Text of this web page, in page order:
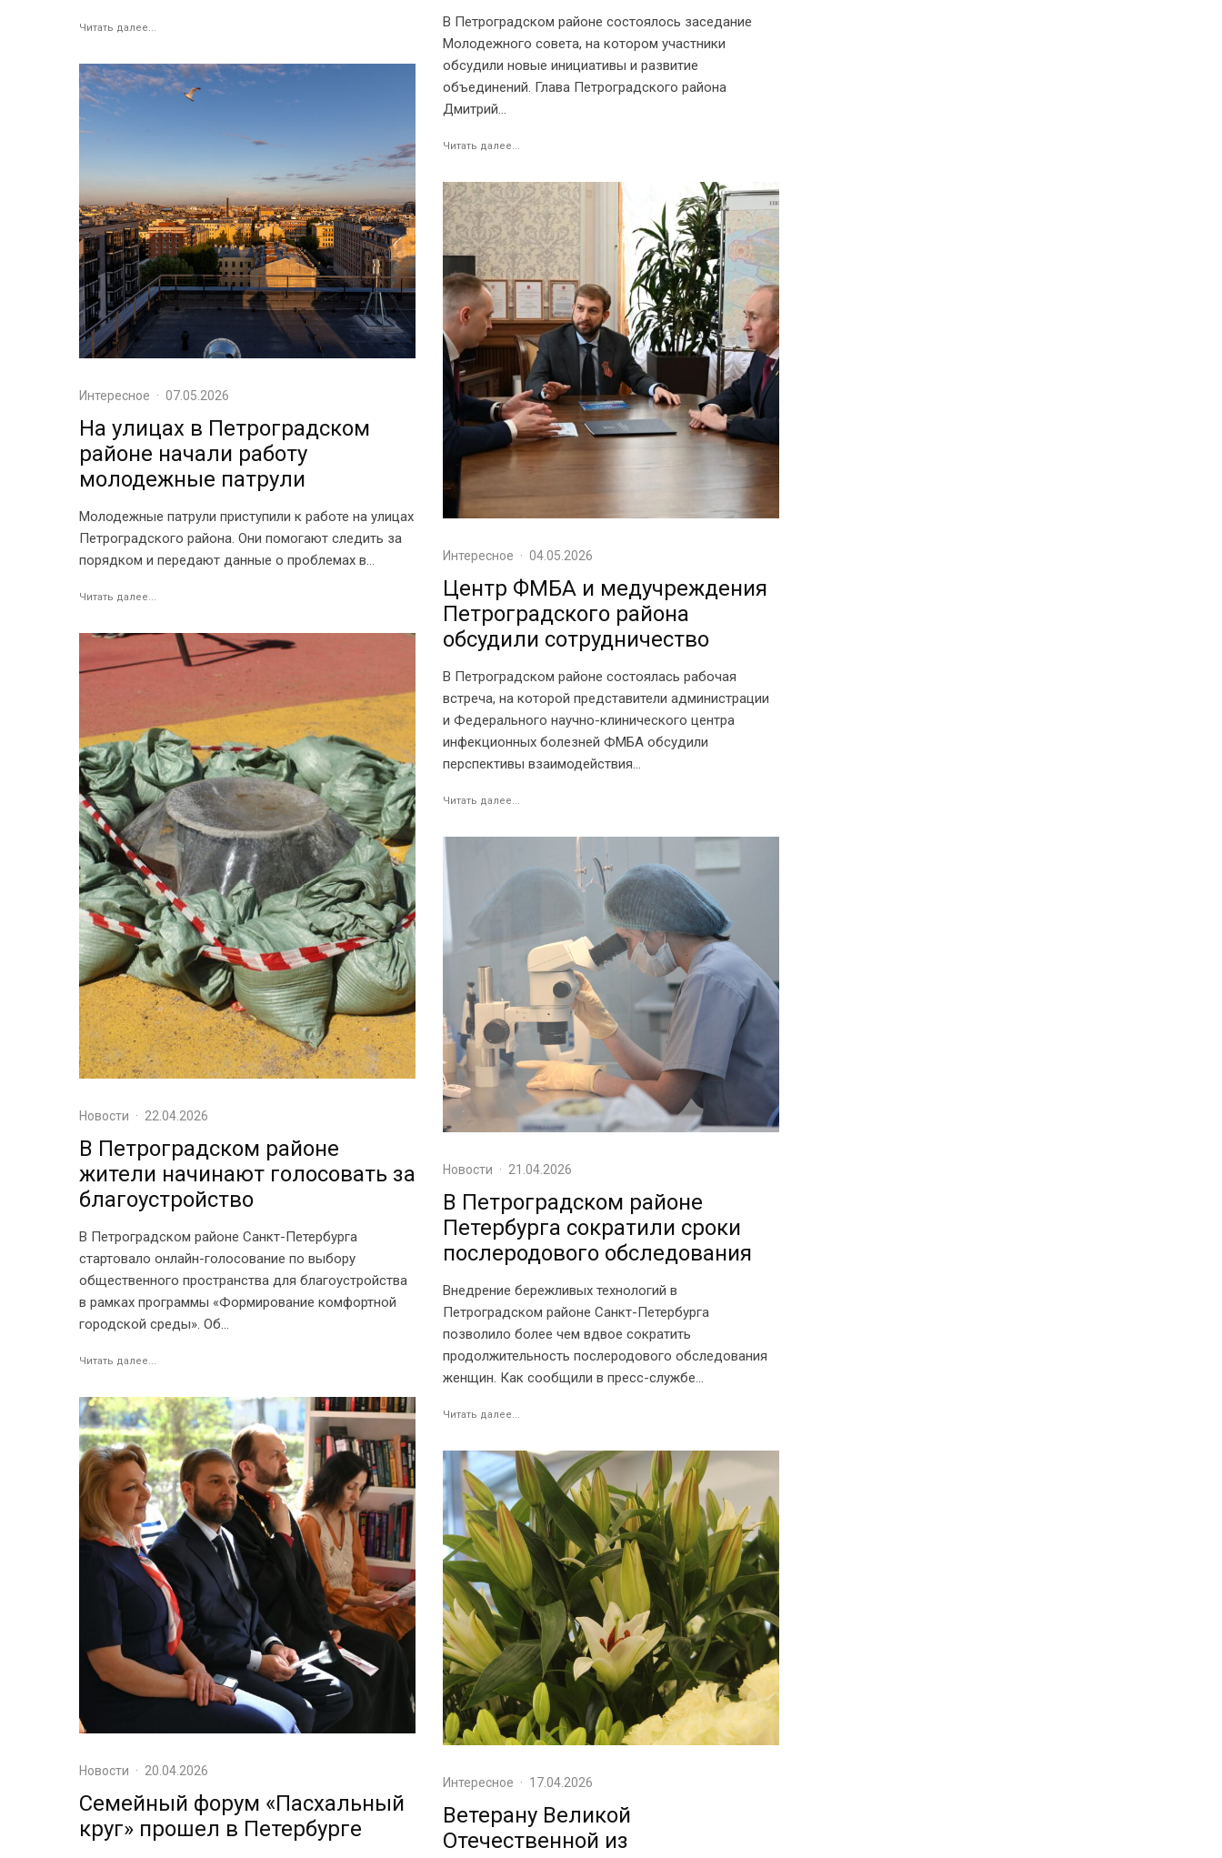
Читать далее...
Интересное · 07.05.2026
На улицах в Петроградском
районе начали работу
молодежные патрули
Молодежные патрули приступили к работе на улицах
Петроградского района. Они помогают следить за
порядком и передают данные о проблемах в...
Читать далее...
Новости · 22.04.2026
В Петроградском районе
жители начинают голосовать за
благоустройство
В Петроградском районе Санкт-Петербурга
стартовало онлайн-голосование по выбору
общественного пространства для благоустройства
в рамках программы «Формирование комфортной
городской среды». Об...
Читать далее...
Новости · 20.04.2026
Семейный форум «Пасхальный
круг» прошел в Петербурге
В Петроградском районе состоялось заседание
Молодежного совета, на котором участники
обсудили новые инициативы и развитие
объединений. Глава Петроградского района
Дмитрий...
Читать далее...
Интересное · 04.05.2026
Центр ФМБА и медучреждения
Петроградского района
обсудили сотрудничество
В Петроградском районе состоялась рабочая
встреча, на которой представители администрации
и Федерального научно-клинического центра
инфекционных болезней ФМБА обсудили
перспективы взаимодействия...
Читать далее...
Новости · 21.04.2026
В Петроградском районе
Петербурга сократили сроки
послеродового обследования
Внедрение бережливых технологий в
Петроградском районе Санкт-Петербурга
позволило более чем вдвое сократить
продолжительность послеродового обследования
женщин. Как сообщили в пресс-службе...
Читать далее...
Интересное · 17.04.2026
Ветерану Великой
Отечественной из